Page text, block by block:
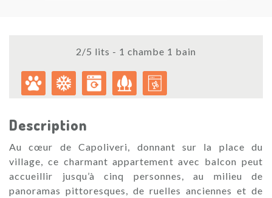
2/5 lits - 1 chambe 1 bain
Description
Au cœur de Capoliveri, donnant sur la place du
village, ce charmant appartement avec balcon peut
accueillir jusqu’à cinq personnes, au milieu de
panoramas pittoresques, de ruelles anciennes et de